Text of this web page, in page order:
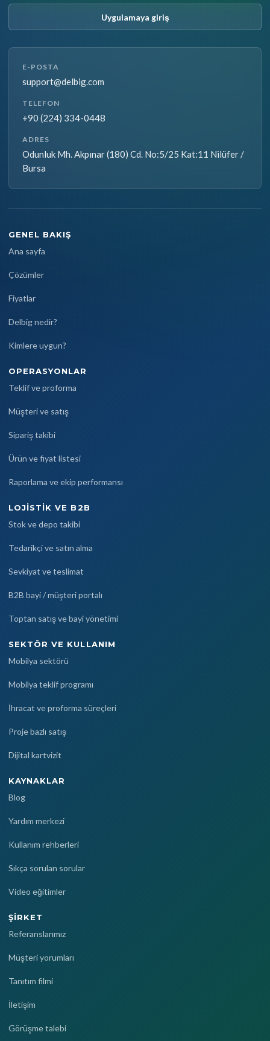
Uygulamaya giriş
E-POSTA
support@delbig.com
TELEFON
+90 (224) 334-0448
ADRES
Odunluk Mh. Akpınar (180) Cd. No:5/25 Kat:11 Nilüfer /
Bursa
GENEL BAKIŞ
Ana sayfa
Çözümler
Fiyatlar
Delbig nedir?
Kimlere uygun?
OPERASYONLAR
Teklif ve proforma
Müşteri ve satış
Sipariş takibi
Ürün ve fiyat listesi
Raporlama ve ekip performansı
LOJISTIK VE B2B
Stok ve depo takibi
Tedarikçi ve satın alma
Sevkiyat ve teslimat
B2B bayi / müşteri portalı
Toptan satış ve bayi yönetimi
SEKTÖR VE KULLANIM
Mobilya sektörü
Mobilya teklif programı
İhracat ve proforma süreçleri
Proje bazlı satış
Dijital kartvizit
KAYNAKLAR
Blog
Yardım merkezi
Kullanım rehberleri
Sıkça sorulan sorular
Video eğitimler
ŞIRKET
Referanslarımız
Müşteri yorumları
Tanıtım filmi
İletişim
Görüşme talebi